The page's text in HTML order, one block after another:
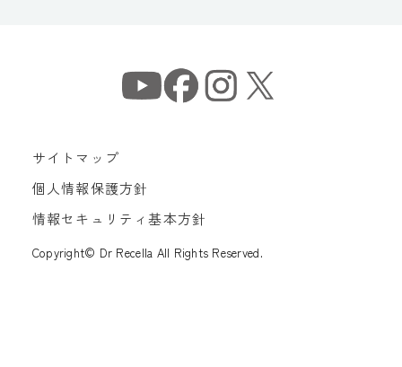
サイトマップ
個人情報保護方針
情報セキュリティ基本方針
Copyright© Dr Recella All Rights Reserved.